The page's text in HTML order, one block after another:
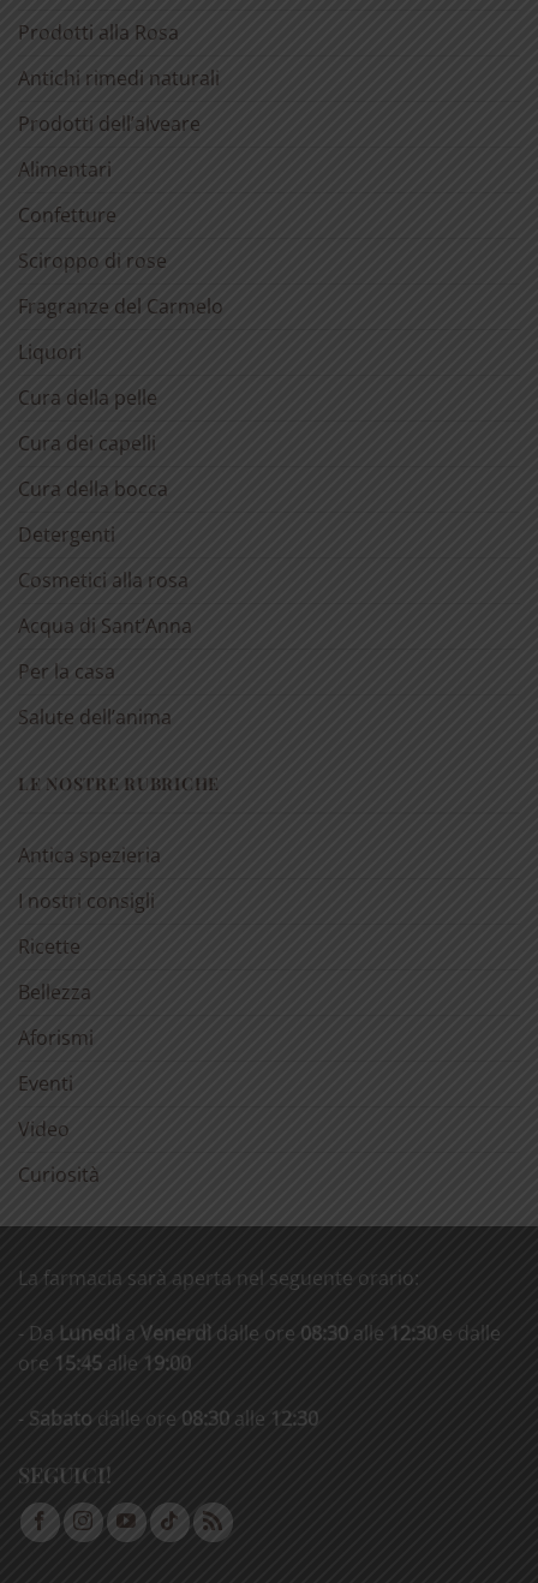
Prodotti alla Rosa
Antichi rimedi naturali
Prodotti dell’alveare
Alimentari
Confetture
Sciroppo di rose
Fragranze del Carmelo
Liquori
Cura della pelle
Cura dei capelli
Cura della bocca
Detergenti
Cosmetici alla rosa
Acqua di Sant’Anna
Per la casa
Salute dell’anima
LE NOSTRE RUBRICHE
Antica spezieria
I nostri consigli
Ricette
Bellezza
Aforismi
Eventi
Video
Curiosità
La farmacia sarà aperta nel seguente orario:
- Da Lunedì a Venerdì dalle ore 08:30 alle 12:30 e dalle
ore 15:45 alle 19:00
- Sabato dalle ore 08:30 alle 12:30
SEGUICI!